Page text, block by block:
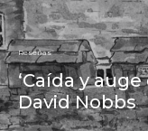
Reseñas
‘Caída y
David Nobbs